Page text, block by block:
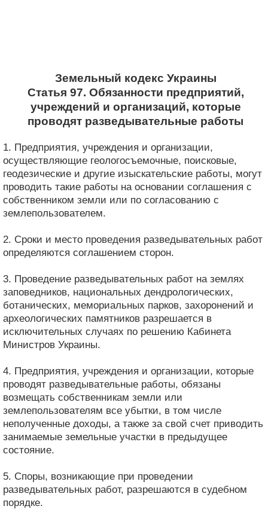
Земельный кодекс Украины
Статья 97. Обязанности предприятий,
учреждений и организаций, которые
проводят разведывательные работы
1. Предприятия, учреждения и организации,
осуществляющие геологосъемочные, поисковые,
геодезические и другие изыскательские работы, могут
проводить такие работы на основании соглашения с
собственником земли или по согласованию с
землепользователем.
2. Сроки и место проведения разведывательных работ
определяются соглашением сторон.
3. Проведение разведывательных работ на землях
заповедников, национальных дендрологических,
ботанических, мемориальных парков, захоронений и
археологических памятников разрешается в
исключительных случаях по решению Кабинета
Министров Украины.
4. Предприятия, учреждения и организации, которые
проводят разведывательные работы, обязаны
возмещать собственникам земли или
землепользователям все убытки, в том числе
неполученные доходы, а также за свой счет приводить
занимаемые земельные участки в предыдущее
состояние.
5. Споры, возникающие при проведении
разведывательных работ, разрешаются в судебном
порядке.